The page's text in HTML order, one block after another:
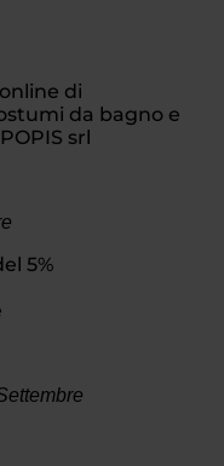
di
da bagno e
srl
5%